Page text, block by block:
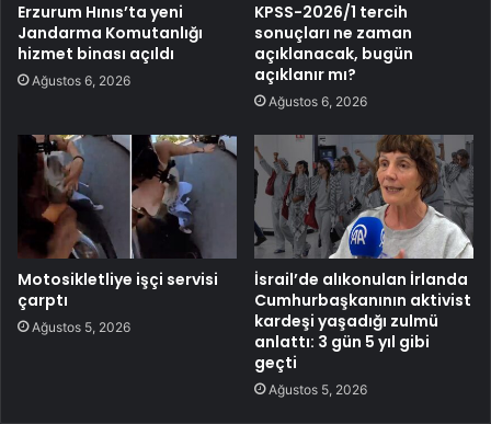
Erzurum Hınıs’ta yeni
Jandarma Komutanlığı
hizmet binası açıldı
Ağustos 6, 2026
KPSS-2026/1 tercih
sonuçları ne zaman
açıklanacak, bugün
açıklanır mı?
Ağustos 6, 2026
Motosikletliye işçi servisi
çarptı
Ağustos 5, 2026
İsrail’de alıkonulan İrlanda
Cumhurbaşkanının aktivist
kardeşi yaşadığı zulmü
anlattı: 3 gün 5 yıl gibi
geçti
Ağustos 5, 2026